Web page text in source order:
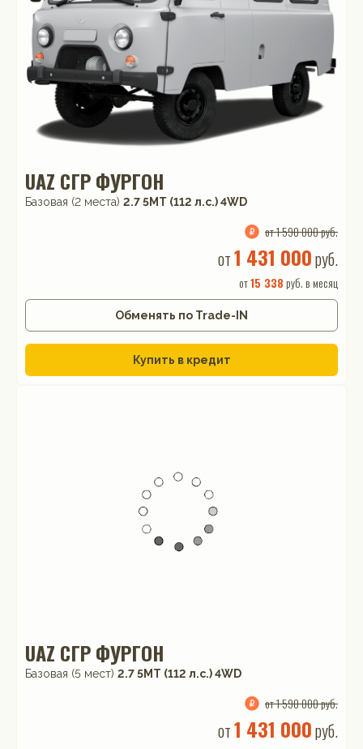
UAZ СГР ФУРГОН
Базовая (2 места) 2.7 5MT (112 л.с.) 4WD
от 1 590 000 руб.
от1 431 000руб.
от15 338 руб. в месяц
Обменять по Trade-IN
Купить в кредит
UAZ СГР ФУРГОН
Базовая (5 мест) 2.7 5MT (112 л.с.) 4WD
от 1 590 000 руб.
от1 431 000руб.